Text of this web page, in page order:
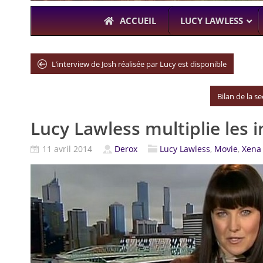
ACCUEIL LUCY LAWLESS
KARL URBAN
L’interview de Josh réalisée par Lucy est disponible
Bilan de la
Lucy Lawless multiplie les
11 avril 2014 Derox Lucy Lawless, Movie,